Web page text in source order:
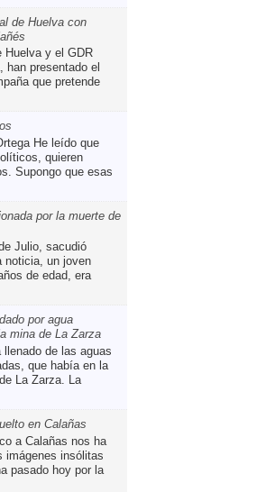
de Huelva con
Huelva y el GDR
han presentado el
que pretende
He leído que
quieren
Supongo que esas
por la muerte de
Julio, sacudió
noticia, un joven
de edad, era
por agua
mina de La Zarza
llenado de las aguas
que había en la
La Zarza. La
en Calañas
a Calañas nos ha
imágenes insólitas
pasado hoy por la